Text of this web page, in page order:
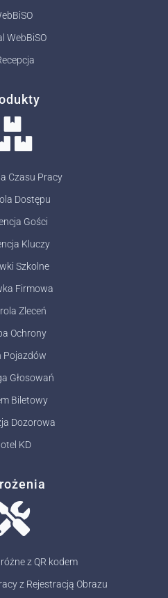
WebBiSO
Czasu Pracy
Dostępu
Gości
Kluczy
Szkolne
Firmowa
Zleceń
Ochrony
Pojazdów
Głosowań
Biletowy
Dozorowa
KD
z QR kodem
z Rejestracją Obrazu